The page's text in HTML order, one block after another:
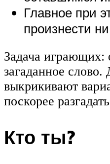
Главное при
произнести
Задача играющих:
загаданное слово.
выкрикивают
поскорее
Кто ты?